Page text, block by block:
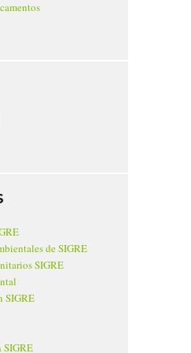
de SIGRE
SIGRE
SIGRE